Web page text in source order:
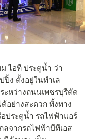
ไอที ประตูน้ำ ว่า
ปิ้ง ตั้งอยู่ในทำเล
ะหว่างถนนเพชรบุรีตัด
อย่างสะดวก ทั้งทาง
อประตูน้ำ รถไฟฟ้าแอร์
ลจากรถไฟฟ้าบีทีเอส